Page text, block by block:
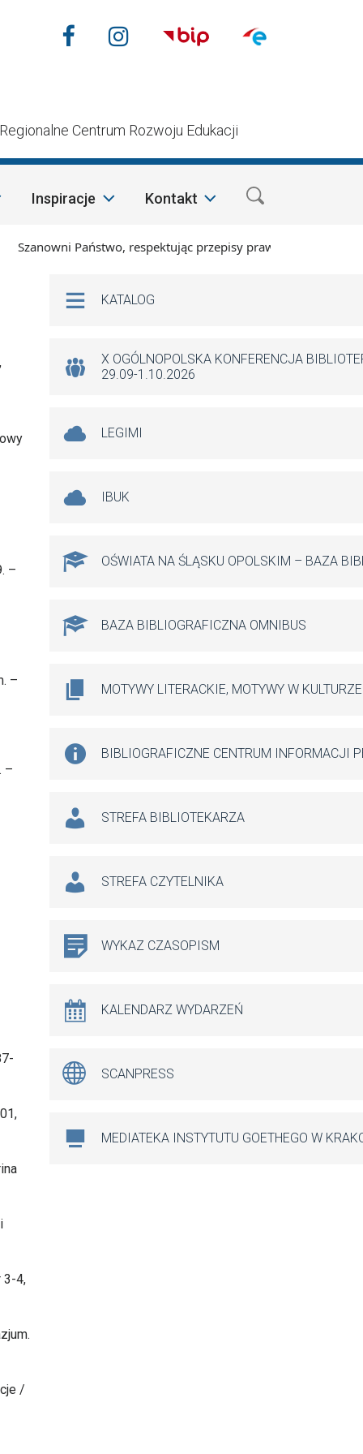
Nasze media
FacebookInstagram
Regionalne Centrum Rozwoju Edukacji
Inspiracje Kontakt
Państwo, respektując przepisy prawa i mając na
–
–
–
3-4,
/
Na skróty
KATALOG
X OGÓLNOPOLSKA KONFERENCJA
29.09-1.10.2026
LEGIMI
IBUK
OŚWIATA NA ŚLĄSKU OPOLSKIM – BAZA
BAZA BIBLIOGRAFICZNA OMNIBUS
MOTYWY LITERACKIE, MOTYWY W KULTURZE
BIBLIOGRAFICZNE CENTRUM INFORMACJI
STREFA BIBLIOTEKARZA
STREFA CZYTELNIKA
WYKAZ CZASOPISM
KALENDARZ WYDARZEŃ
SCANPRESS
MEDIATEKA INSTYTUTU GOETHEGO W